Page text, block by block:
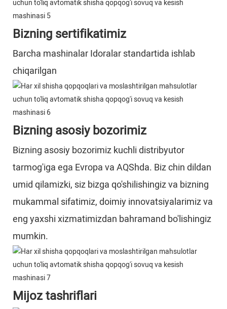
Bizning sertifikatimiz
Barcha mashinalar Idoralar standartida ishlab
chiqarilgan
Bizning asosiy bozorimiz
Bizning asosiy bozorimiz kuchli distribyutor
tarmog'iga ega Evropa va AQShda. Biz chin dildan
umid qilamizki, siz bizga qo'shilishingiz va bizning
mukammal sifatimiz, doimiy innovatsiyalarimiz va
eng yaxshi xizmatimizdan bahramand bo'lishingiz
mumkin.
Mijoz tashriflari